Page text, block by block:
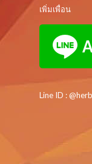
เพิ่มเพื่อน
Line ID :